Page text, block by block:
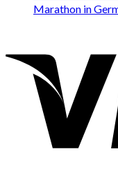
Marathon in